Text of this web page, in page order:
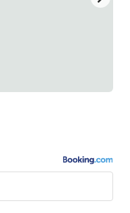
keyboard
dates.